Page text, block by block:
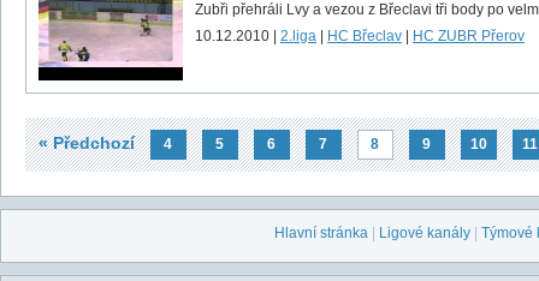
Zubři přehráli Lvy a vezou z Břeclavi tři body po
10.12.2010 | 2.liga HC Břeclav HC ZUBR Přerov
« Předchozí 4 5 6 7 8 9 10 11
Hlavní stránka Ligové kanály Týmové